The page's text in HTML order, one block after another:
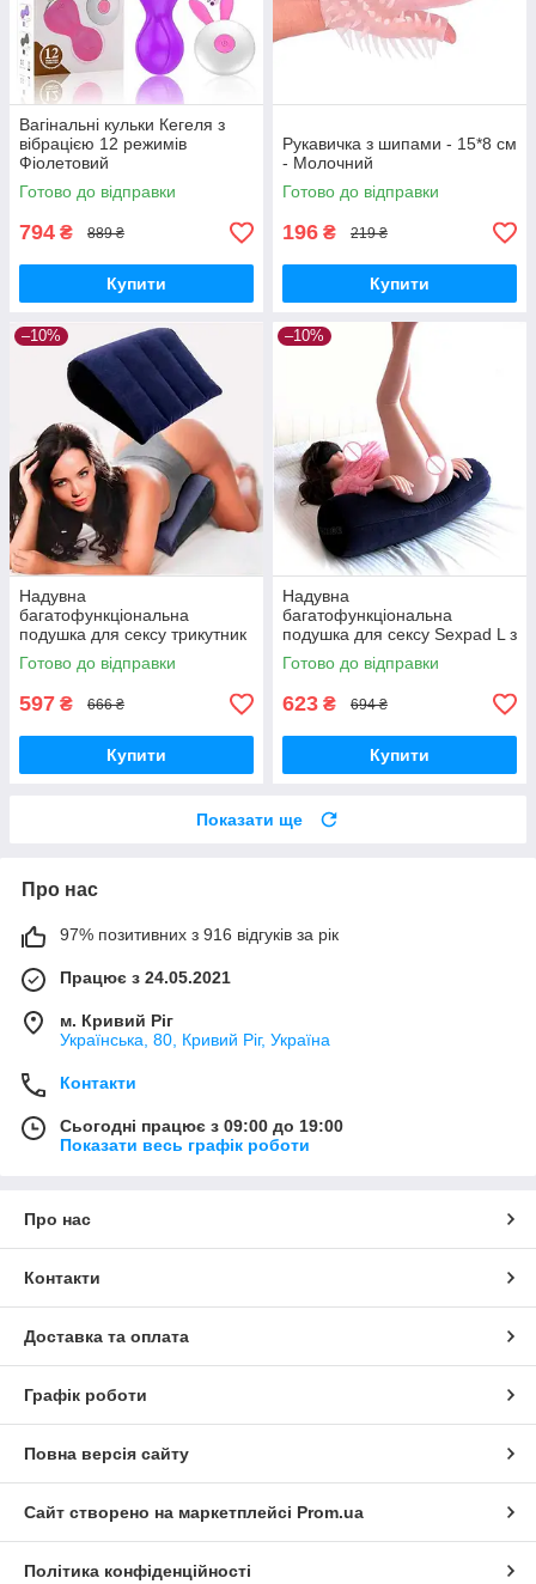
Вагінальні кульки Кегеля з
вібрацією 12 режимів
Фіолетовий
Готово до відправки
794 ₴ 889 ₴
Купити
Рукавичка з шипами - 15*8 см
- Молочний
Готово до відправки
196 ₴ 219 ₴
Купити
–10%
Надувна
багатофункціональна
подушка для сексу трикутник
"Toughage" - Синій
Готово до відправки
597 ₴ 666 ₴
Купити
–10%
Надувна
багатофункціональна
подушка для сексу Sexpad L з
отвором для фалоімітатора
Готово до відправки
623 ₴ 694 ₴
Купити
Показати ще
Про нас
97% позитивних з 916 відгуків за рік
Працює з 24.05.2021
м. Кривий Ріг
Українська, 80, Кривий Ріг, Україна
Контакти
Сьогодні працює з 09:00 до 19:00
Показати весь графік роботи
Про нас
Контакти
Доставка та оплата
Графік роботи
Повна версія сайту
Сайт створено на маркетплейсі Prom.ua
Політика конфіденційності